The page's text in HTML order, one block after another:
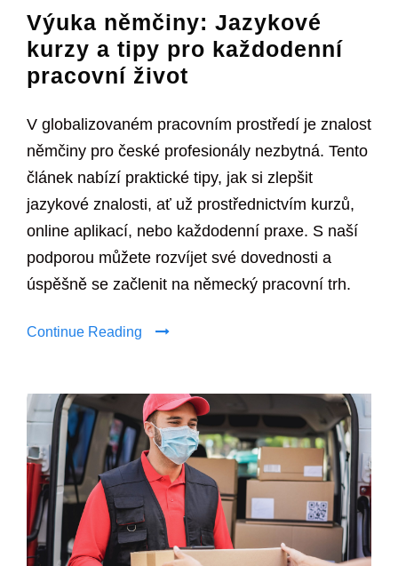
Výuka němčiny: Jazykové
kurzy a tipy pro každodenní
pracovní život
V globalizovaném pracovním prostředí je znalost
němčiny pro české profesionály nezbytná. Tento
článek nabízí praktické tipy, jak si zlepšit
jazykové znalosti, ať už prostřednictvím kurzů,
online aplikací, nebo každodenní praxe. S naší
podporou můžete rozvíjet své dovednosti a
úspěšně se začlenit na německý pracovní trh.
Continue Reading